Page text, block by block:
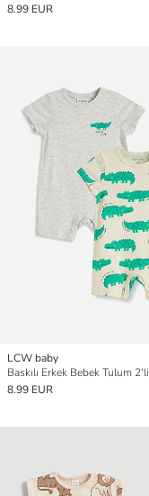
8.99 EUR
LCW baby
Baskılı Erkek Bebek Tulum 2'li
8.99 EUR